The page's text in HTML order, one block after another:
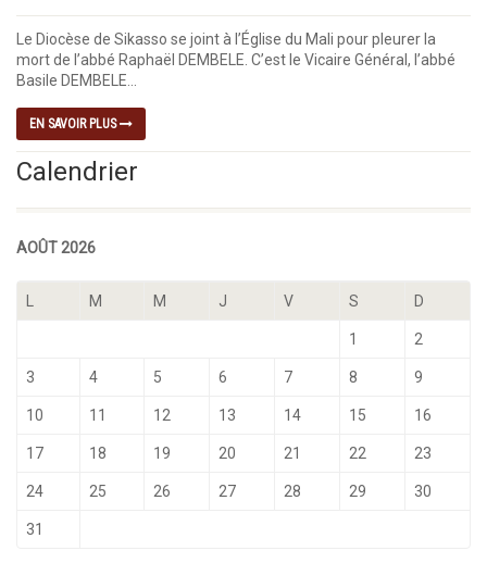
Le Diocèse de Sikasso se joint à l’Église du Mali pour pleurer la
mort de l’abbé Raphaël DEMBELE. C’est le Vicaire Général, l’abbé
Basile DEMBELE...
EN SAVOIR PLUS
Calendrier
AOÛT 2026
M M J V S D
1 2
3 4 5 6 7 8 9
10 11 12 13 14 15 16
17 18 19 20 21 22 23
24 25 26 27 28 29 30
31